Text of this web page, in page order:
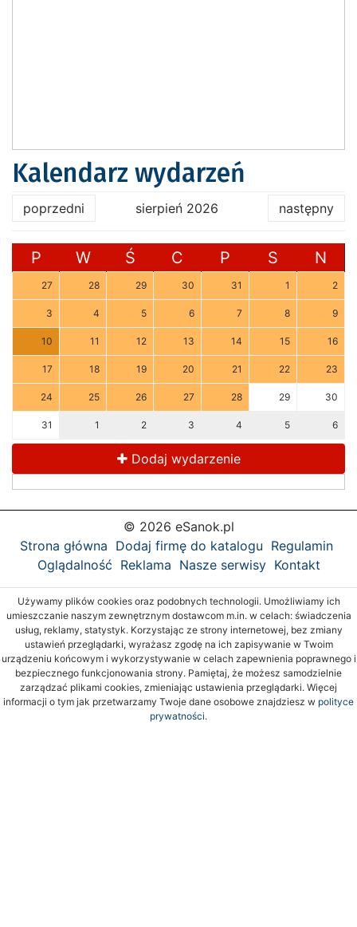
Kalendarz wydarzeń
poprzedni sierpień 2026 następny
P W Ś C P S N
27 28 29 30 31 1 2
3 4 5 6 7 8 9
10 11 12 13 14 15 16
17 18 19 20 21 22 23
24 25 26 27 28 29 30
31 1 2 3 4 5 6
Dodaj wydarzenie
© 2026 eSanok.pl
Strona główna Dodaj firmę do katalogu Regulamin
Oglądalność Reklama Nasze serwisy Kontakt
Używamy plików cookies oraz podobnych technologii. Umożliwiamy ich
umieszczanie naszym zewnętrznym dostawcom m.in. w celach: świadczenia
usług, reklamy, statystyk. Korzystając ze strony internetowej, bez zmiany
ustawień przeglądarki, wyrażasz zgodę na ich zapisywanie w Twoim
urządzeniu końcowym i wykorzystywanie w celach zapewnienia poprawnego i
bezpiecznego funkcjonowania strony. Pamiętaj, że możesz samodzielnie
zarządzać plikami cookies, zmieniając ustawienia przeglądarki. Więcej
informacji o tym jak przetwarzamy Twoje dane osobowe znajdziesz w polityce
prywatności.